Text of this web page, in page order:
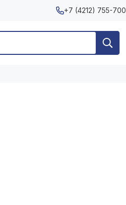
+7 (4212) 755-700